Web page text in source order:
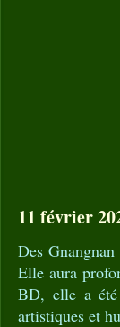
11 février
Des
Elle aura
BD, elle a été
artistiques et